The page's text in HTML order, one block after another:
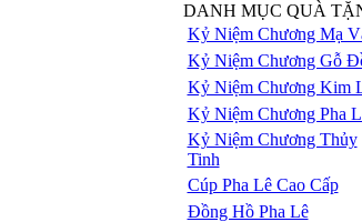
DANH MỤC QUÀ
Kỷ Niệm Chương Mạ
Kỷ Niệm Chương Gỗ
Kỷ Niệm Chương Kim
Kỷ Niệm Chương Pha
Kỷ Niệm Chương Thủy
Tinh
Cúp Pha Lê Cao Cấp
Đồng Hồ Pha Lê